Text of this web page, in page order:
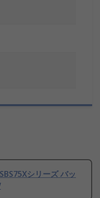
シリーズ バッ